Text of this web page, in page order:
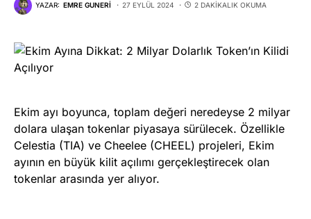
YAZAR: EMRE GUNERI 27 EYLÜL 2024 2 DAKIKALIK OKUMA
Ekim ayı boyunca, toplam değeri neredeyse 2 milyar
dolara ulaşan tokenlar piyasaya sürülecek. Özellikle
Celestia (TIA) ve Cheelee (CHEEL) projeleri, Ekim
ayının en büyük kilit açılımı gerçekleştirecek olan
tokenlar arasında yer alıyor.